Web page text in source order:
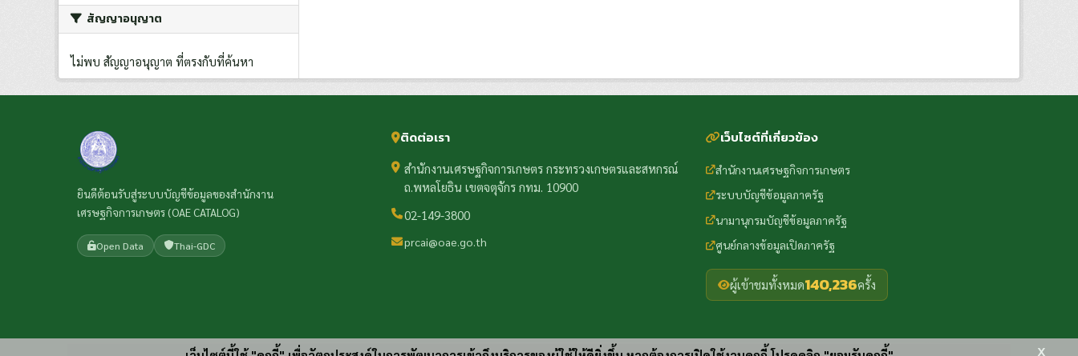
สัญญาอนุญาต
ไม่พบ สัญญาอนุญาต ที่ตรงกับที่ค้นหา
ยินดีต้อนรับสู่ระบบบัญชีข้อมูลของสำนักงาน
เศรษฐกิจการเกษตร (OAE CATALOG)
Open Data Thai-GDC
ติดต่อเรา
สำนักงานเศรษฐกิจการเกษตร กระทรวงเกษตรและสหกรณ์
ถ.พหลโยธิน เขตจตุจักร กทม. 10900
02-149-3800
prcai@oae.go.th
เว็บไซต์ที่เกี่ยวข้อง
สำนักงานเศรษฐกิจการเกษตร
ระบบบัญชีข้อมูลภาครัฐ
นามานุกรมบัญชีข้อมูลภาครัฐ
ศูนย์กลางข้อมูลเปิดภาครัฐ
ผู้เข้าชมทั้งหมด140,236ครั้ง
x